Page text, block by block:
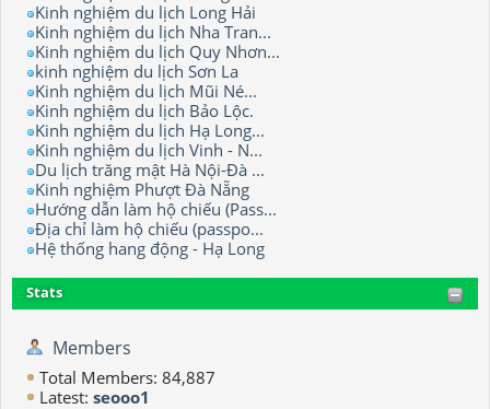
Kinh nghiệm du lịch Long Hải
Kinh nghiệm du lịch Nha Tran...
Kinh nghiệm du lịch Quy Nhơn...
kinh nghiệm du lịch Sơn La
Kinh nghiệm du lịch Mũi Né...
Kinh nghiệm du lịch Bảo Lộc.
Kinh nghiệm du lịch Hạ Long...
Kinh nghiệm du lịch Vinh - N...
Du lịch trăng mật Hà Nội-Đà ...
Kinh nghiệm Phượt Đà Nẵng
Hướng dẫn làm hộ chiếu (Pass...
Địa chỉ làm hộ chiếu (passpo...
Hệ thống hang động - Hạ Long
Stats
Members
Total Members: 84,887
Latest: seooo1